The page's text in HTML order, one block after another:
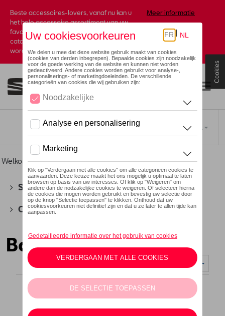
Beste accessoires-lovers, vanaf nu kan u
het hele accessoire assortiment van uw
favoriete merk terugvinden in de online
catalogus. Deze kunnen steeds besteld
worden via uw dealer.
Meer informatie
Toggle navigation
Welkom >Voor u >Textiel >Kinderen > Baby
SEAT(178)
CUPRA(201)
Baby
Cookies